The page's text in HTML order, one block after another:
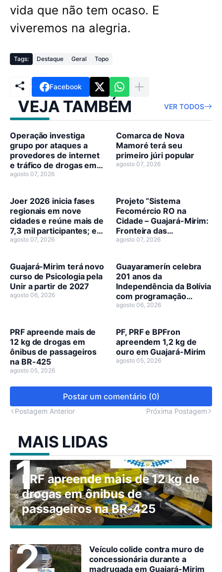
vida que não tem ocaso. E
viveremos na alegria.
Tags: Destaque Geral Topo
Facebook
VEJA TAMBÉM VER TODOS
Operação investiga
grupo por ataques a
provedores de internet
e tráfico de drogas em
RO
agosto 07, 2026
Comarca de Nova
Mamoré terá seu
primeiro júri popular
agosto 07, 2026
Joer 2026 inicia fases
regionais em nove
cidades e reúne mais de
7,3 mil participantes; em
Guajará-Mirim inicia
agosto 07, 2026
Projeto “Sistema
Fecomércio RO na
Cidade – Guajará-Mirim:
Fronteira das
Oportunidades” é
agosto 07, 2026
Guajará-Mirim terá novo
curso de Psicologia pela
Unir a partir de 2027
agosto 06, 2026
Guayaramerín celebra
201 anos da
Independência da Bolívia
com programação
cívico-cultural
agosto 06, 2026
PRF apreende mais de
12 kg de drogas em
ônibus de passageiros
na BR-425
agosto 05, 2026
PF, PRF e BPFron
apreendem 1,2 kg de
ouro em Guajará-Mirim
agosto 05, 2026
Postar um comentário (0)
Postagem Anterior Próxima Postagem
MAIS LIDAS
PRF apreende mais de 12 kg de
drogas em ônibus de
passageiros na BR-425
Veículo colide contra muro de
concessionária durante a
madrugada em Guajará-Mirim